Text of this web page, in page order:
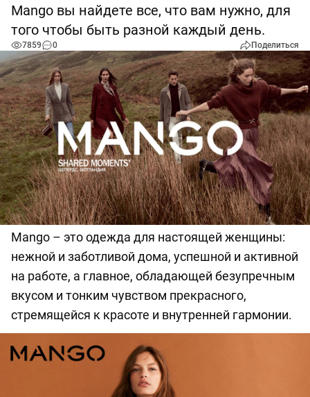
Mango вы найдете все, что вам нужно, для
того чтобы быть разной каждый день.
7859 0 Поделиться
Mango – это одежда для настоящей женщины:
нежной и заботливой дома, успешной и активной
на работе, а главное, обладающей безупречным
вкусом и тонким чувством прекрасного,
стремящейся к красоте и внутренней гармонии.